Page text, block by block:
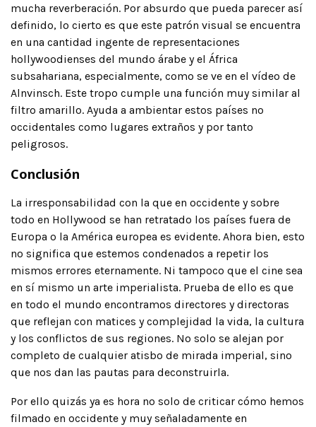
mucha reverberación. Por absurdo que pueda parecer así
definido, lo cierto es que este patrón visual se encuentra
en una cantidad ingente de representaciones
hollywoodienses del mundo árabe y el África
subsahariana, especialmente, como se ve en el vídeo de
Alnvinsch. Este tropo cumple una función muy similar al
filtro amarillo. Ayuda a ambientar estos países no
occidentales como lugares extraños y por tanto
peligrosos.
Conclusión
La irresponsabilidad con la que en occidente y sobre
todo en Hollywood se han retratado los países fuera de
Europa o la América europea es evidente. Ahora bien, esto
no significa que estemos condenados a repetir los
mismos errores eternamente. Ni tampoco que el cine sea
en sí mismo un arte imperialista. Prueba de ello es que
en todo el mundo encontramos directores y directoras
que reflejan con matices y complejidad la vida, la cultura
y los conflictos de sus regiones. No solo se alejan por
completo de cualquier atisbo de mirada imperial, sino
que nos dan las pautas para deconstruirla.
Por ello quizás ya es hora no solo de criticar cómo hemos
filmado en occidente y muy señaladamente en